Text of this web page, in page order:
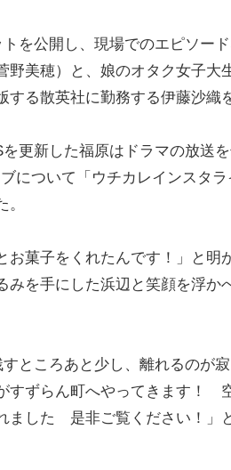
を公開し、現場でのエピソード
美穂）と、娘のオタク女子大
る散英社に勤務する伊藤沙織
更新した福原はドラマの放送
について「ウチカレインスタ
菓子をくれたんです！」と明
を手にした浜辺と笑顔を浮か
ところあと少し、離れるのが
すずらん町へやってきます！
した 是非ご覧ください！」